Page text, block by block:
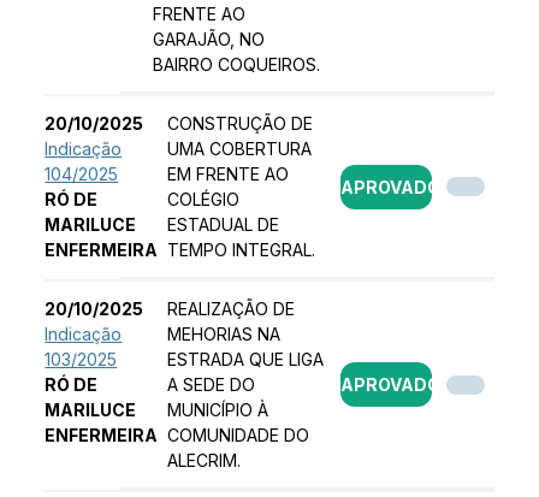
FRENTE AO
GARAJÃO, NO
BAIRRO COQUEIROS.
20/10/2025
Indicação
104/2025
RÓ DE
MARILUCE
ENFERMEIRA
CONSTRUÇÃO DE
UMA COBERTURA
EM FRENTE AO
COLÉGIO
ESTADUAL DE
TEMPO INTEGRAL.
APROVADO
20/10/2025
Indicação
103/2025
RÓ DE
MARILUCE
ENFERMEIRA
REALIZAÇÃO DE
MEHORIAS NA
ESTRADA QUE LIGA
A SEDE DO
MUNICÍPIO À
COMUNIDADE DO
ALECRIM.
APROVADO